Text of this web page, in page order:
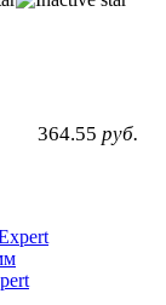
364.55 руб.